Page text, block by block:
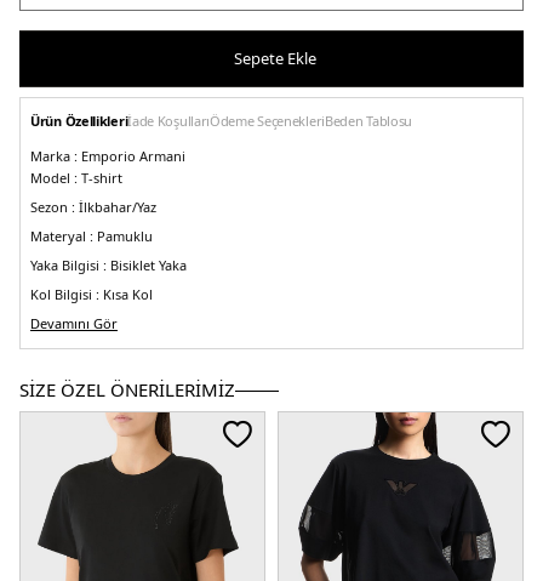
Sepete Ekle
Ürün Özellikleriİade KoşullarıÖdeme SeçenekleriBeden Tablosu
Marka : Emporio Armani
Model : T-shirt
Sezon : İlkbahar/Yaz
Materyal : Pamuklu
Yaka Bilgisi : Bisiklet Yaka
Kol Bilgisi : Kısa Kol
Kalıp Bilgisi :Relaxed Fit
Manken Ölçüsü :Kilo : 52 kg / Boy : 1.79 cm / Göğüs : 81 cm / Bel : 60 cm /
Üretim Yeri : Portekiz
5DY23R2T8F2JQ4Z0999.07
Kadın Çocuk
Devamını Gör
SİZE ÖZEL ÖNERİLERİMİZ